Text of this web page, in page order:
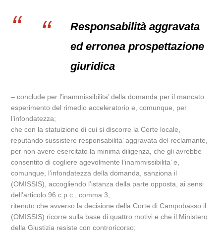
Responsabilità aggravata
ed erronea prospettazione
giuridica
– conclude per l’inammissibilita’ della domanda per il mancato
esperimento del rimedio acceleratorio e, comunque, per
l’infondatezza;
che con la statuizione di cui si discorre la Corte locale,
reputando sussistere responsabilita’ aggravata del reclamante,
per non avere esercitato la minima diligenza, che gli avrebbe
consentito di cogliere agevolmente l’inammissibilita’ e,
comunque, l’infondatezza della domanda, sanziona il
(OMISSIS), accogliendo l’istanza della parte opposta, ai sensi
dell’articolo 96 c.p.c., comma 3;
ritenuto che avverso la decisione della Corte di Campobasso il
(OMISSIS) ricorre sulla base di quattro motivi e che il Ministero
della Giustizia resiste con controricorso;